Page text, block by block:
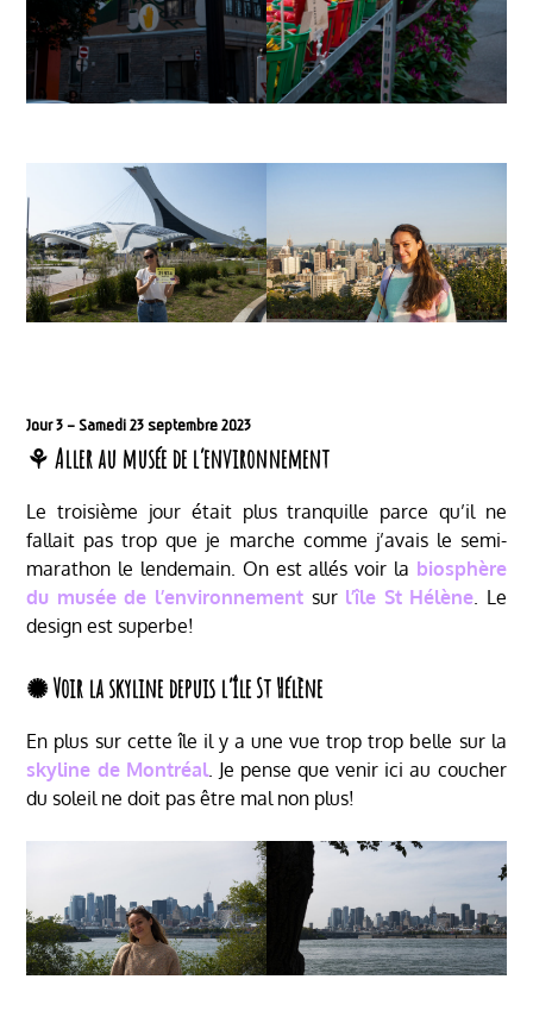
Jour 3 – Samedi 23 septembre 2023
⚘ Aller au musée de l’environnement
Le troisième jour était plus tranquille parce qu’il ne
fallait pas trop que je marche comme j’avais le semi-
marathon le lendemain. On est allés voir la biosphère
du musée de l’environnementsur l’île St Hélène . Le
design est superbe!
✺ Voir la skyline depuis l’île St Hélène
En plus sur cette île il y a une vue trop trop belle sur la
skyline de Montréal. Je pense que venir ici au coucher
du soleil ne doit pas être mal non plus!